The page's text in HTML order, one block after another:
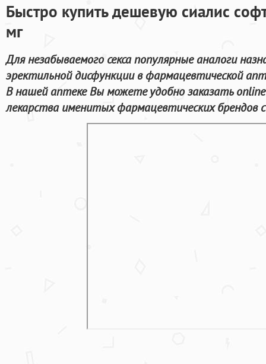
Быстро купить дешевую сиалис
мг
Для незабываемого секса популярные аналоги
эректильной дисфункции в фармацевтической
В нашей аптеке Вы можете удобно заказать
лекарства именитых фармацевтических брендов